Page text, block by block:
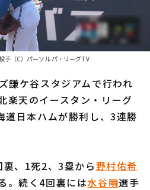
ァイターズ
ンイーグルス
ズ
手（C）パーソル パ・リーグTV
鎌ケ谷スタジアムで行われ
楽天のイースタン・リーグ
日本ハムが勝利し、3連勝
、1死2、3塁から野村佑希
。続く4回裏には水谷瞬選手